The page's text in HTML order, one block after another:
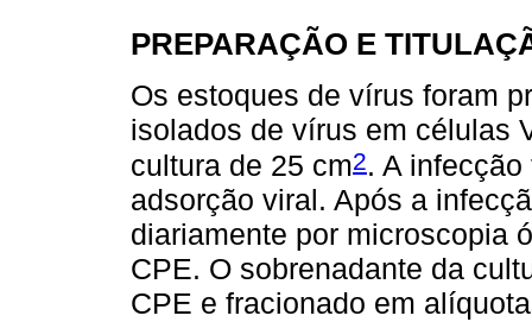
PREPARAÇÃO E
Os estoques de vírus foram
isolados de vírus em células
cultura de 25 cm2. A
adsorção viral. Após a
diariamente por microscopia
CPE. O sobrenadante da
CPE e fracionado em